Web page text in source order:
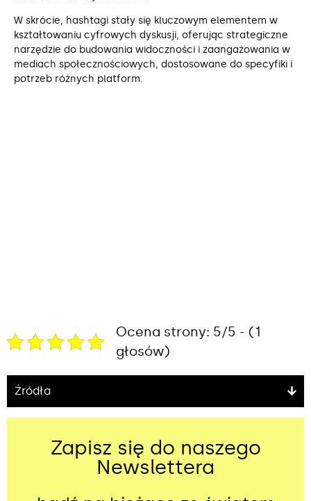
W skrócie, hashtagi stały się kluczowym elementem w
kształtowaniu cyfrowych dyskusji, oferując strategiczne
narzędzie do budowania widoczności i zaangażowania w
mediach społecznościowych, dostosowane do specyfiki i
potrzeb różnych platform.
Ocena strony: 5/5 - (1
głosów)
Źródła
Zapisz się do naszego
Newslettera